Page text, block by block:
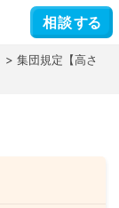
集団規定【高さ
相談する